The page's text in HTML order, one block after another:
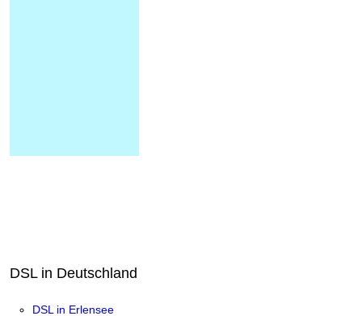
DSL in Deutschland
DSL in Erlensee